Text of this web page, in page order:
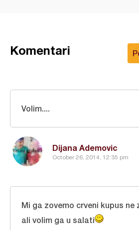
Komentari
Dijana Ademovic
October 26, 2014, 12:35 pm
Volim....
Mi ga zovemo crveni kupus ne
ali volim ga u salati